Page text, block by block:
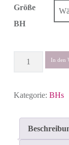
Größe
BH
In den
Kategorie: BHs